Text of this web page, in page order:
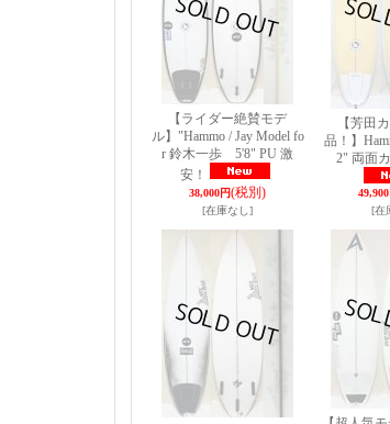
【ライダー絶賛モデ
ル】"Hammo / Jay Model fo
r 鈴木一歩 5'8" PU 激
安！
38,000円(税別)
[在庫なし]
【芳田
品！】
2" 両面
[在